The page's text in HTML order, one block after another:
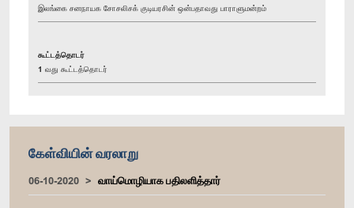
இலங்கை சனநாயக சோசலிசக் குடியரசின் ஒன்பதாவது பாராளுமன்றம்
கூட்டத்தொடர்
1 வது கூட்டத்தொடர்
கேள்வியின் வரலாறு
06-10-2020 வாய்மொழியாக பதிலளித்தார்